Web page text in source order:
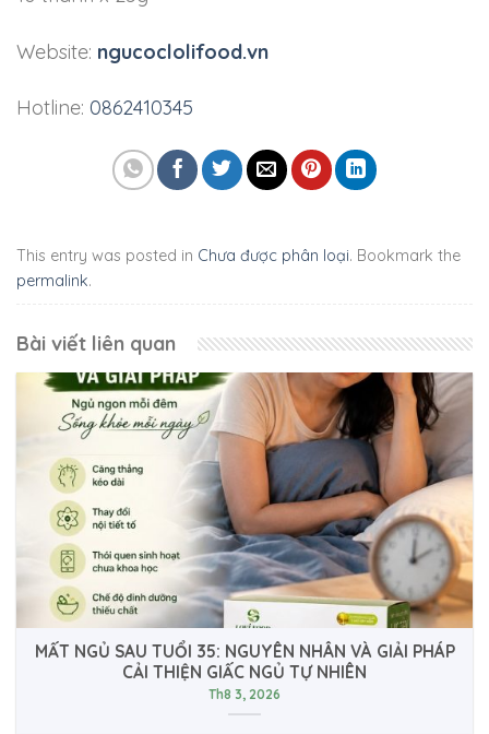
Website: ngucoclolifood.vn
Hotline: 0862410345
This entry was posted in Chưa được phân loại. Bookmark the
permalink.
Bài viết liên quan
MẤT NGỦ SAU TUỔI 35: NGUYÊN NHÂN VÀ GIẢI PHÁP
CẢI THIỆN GIẤC NGỦ TỰ NHIÊN
Th8 3, 2026